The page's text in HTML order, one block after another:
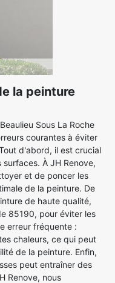
la peinture
Sous La Roche
courantes à éviter
d'abord, il est crucial
À JH Renove,
et de poncer les
de la peinture. De
de haute qualité,
85190, pour éviter les
erreur fréquente :
chaleurs, ce qui peut
de la peinture. Enfin,
peut entraîner des
Renove, nous